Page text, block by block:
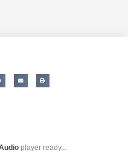
player ready...